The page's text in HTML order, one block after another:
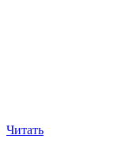
Читать